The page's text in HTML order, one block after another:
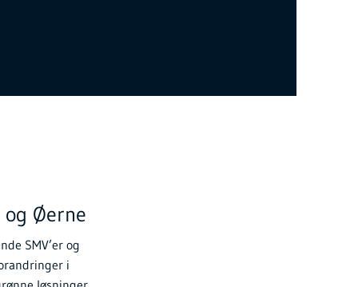
Øerne
SMV’er og
i